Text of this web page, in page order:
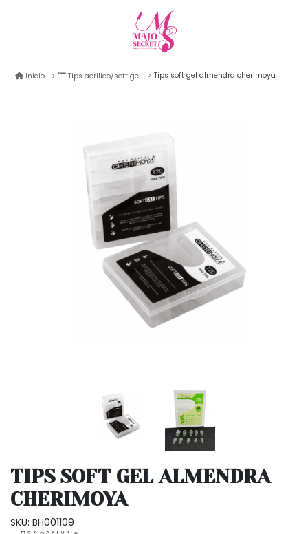
Inicio Tips acrilico/soft gel Tips soft gel almendra cherimoya
TIPS SOFT GEL ALMENDRA
CHERIMOYA
SKU: BH001109